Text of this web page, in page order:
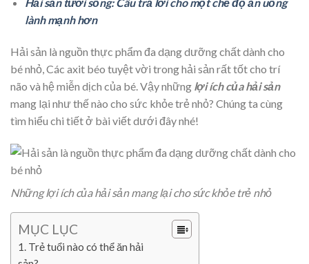
Hải sản tươi sống: Câu trả lời cho một chế độ ăn uống
lành mạnh hơn
Hải sản là nguồn thực phẩm đa dạng dưỡng chất dành cho
bé nhỏ, Các axit béo tuyệt vời trong hải sản rất tốt cho trí
não và hệ miễn dịch của bé. Vậy những lợi ích của hải sản
mang lại như thế nào cho sức khỏe trẻ nhỏ? Chúng ta cùng
tìm hiểu chi tiết ở bài viết dưới đây nhé!
Những lợi ích của hải sản mang lại cho sức khỏe trẻ nhỏ
MỤC LỤC
Trẻ tuổi nào có thể ăn hải